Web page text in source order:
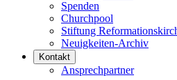
Spenden
Churchpool
Stiftung
Neuigkeiten-Archiv
Kontakt
Ansprechpartner